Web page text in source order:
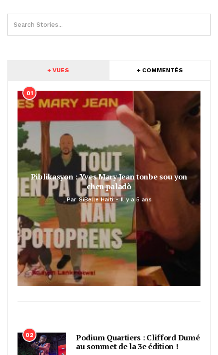
+ VUES + COMMENTÉS
01
Piblikasyon : Yves Mary Jean tonbe sou yon
chen paladò
Par SiBelle Haiti Il y a 5 ans
02
Podium Quartiers : Clifford Dumé
au sommet de la 3e édition !